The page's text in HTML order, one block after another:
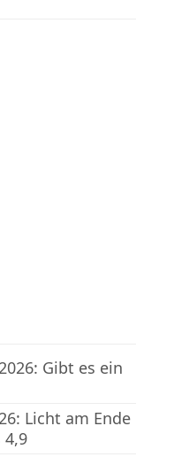
Gibt es ein
Licht am Ende
4,9